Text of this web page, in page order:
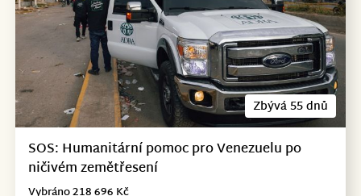
Zbývá 55 dnů
SOS: Humanitární pomoc pro Venezuelu po
ničivém zemětřesení